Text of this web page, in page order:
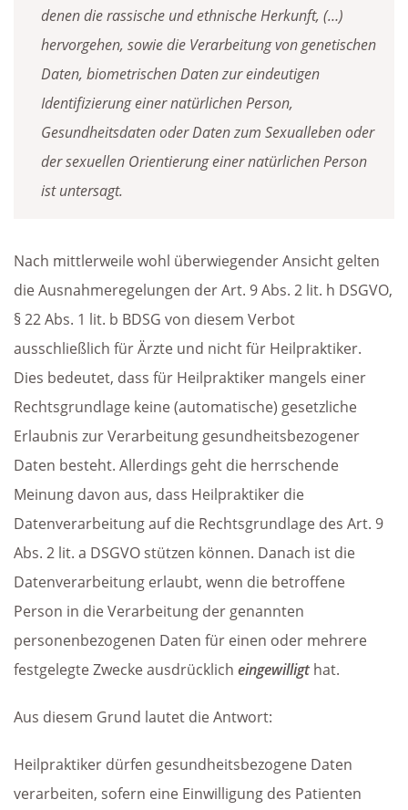
denen die rassische und ethnische Herkunft, (…)
hervorgehen, sowie die Verarbeitung von genetischen
Daten, biometrischen Daten zur eindeutigen
Identifizierung einer natürlichen Person,
Gesundheitsdaten oder Daten zum Sexualleben oder
der sexuellen Orientierung einer natürlichen Person
ist untersagt.
Nach mittlerweile wohl überwiegender Ansicht gelten
die Ausnahmeregelungen der Art. 9 Abs. 2 lit. h DSGVO,
§ 22 Abs. 1 lit. b BDSG von diesem Verbot
ausschließlich für Ärzte und nicht für Heilpraktiker.
Dies bedeutet, dass für Heilpraktiker mangels einer
Rechtsgrundlage keine (automatische) gesetzliche
Erlaubnis zur Verarbeitung gesundheitsbezogener
Daten besteht. Allerdings geht die herrschende
Meinung davon aus, dass Heilpraktiker die
Datenverarbeitung auf die Rechtsgrundlage des Art. 9
Abs. 2 lit. a DSGVO stützen können. Danach ist die
Datenverarbeitung erlaubt, wenn die betroffene
Person in die Verarbeitung der genannten
personenbezogenen Daten für einen oder mehrere
festgelegte Zwecke ausdrücklich eingewilligt hat.
Aus diesem Grund lautet die Antwort:
Heilpraktiker dürfen gesundheitsbezogene Daten
verarbeiten, sofern eine Einwilligung des Patienten